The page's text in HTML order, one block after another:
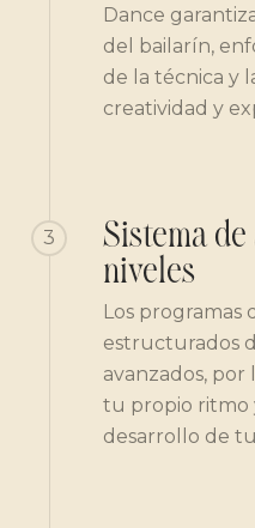
Dance
del bailarín,
de la técnica y
creatividad y
3
Sistema
niveles
Los programas
estructurados
avanzados,
tu propio ritmo
desarrollo de